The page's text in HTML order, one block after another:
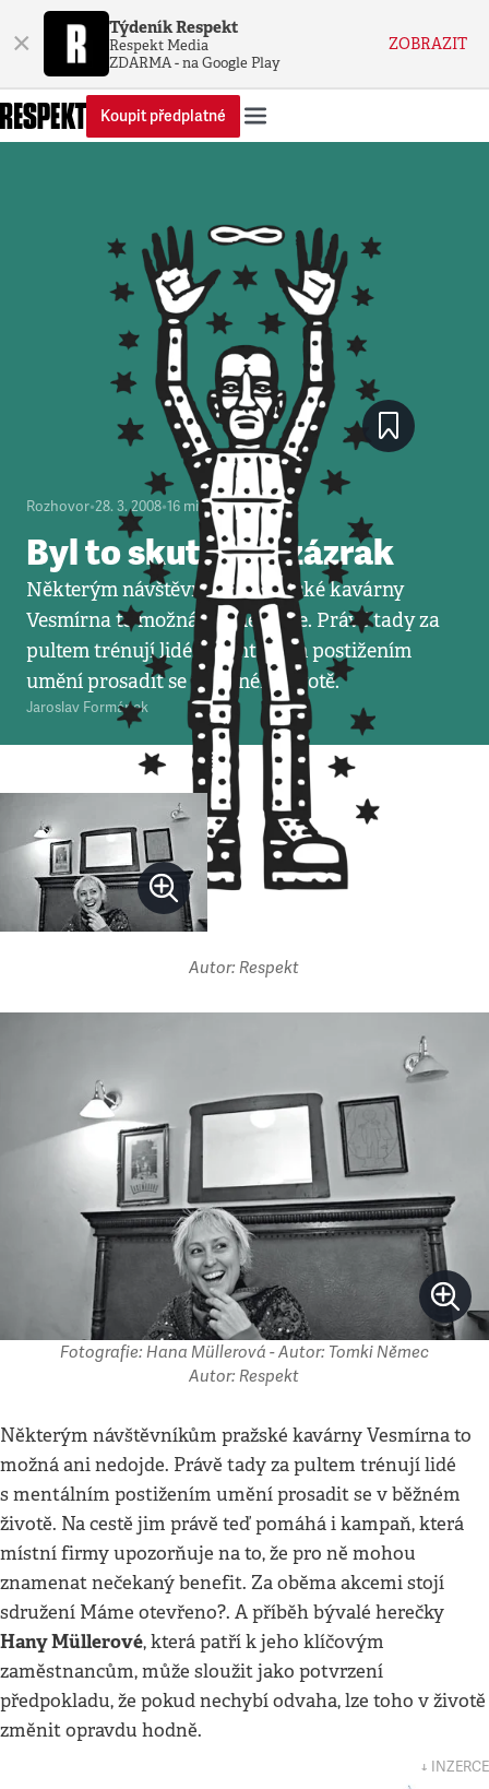
× Týdeník Respekt
Respekt Media
ZDARMA - na Google Play
ZOBRAZIT
Koupit předplatné
Rozhovor•28. 3. 2008•16 minut
Byl to skutečný zázrak
Některým návštěvníkům pražské kavárny
Vesmírna to možná ani nedojde. Právě tady za
pultem trénují lidé s mentálním postižením
umění prosadit se v běžném životě.
Jaroslav Formánek
Autor: Respekt
Fotografie: Hana Müllerová - Autor: Tomki Němec
Autor: Respekt
Některým návštěvníkům pražské kavárny Vesmírna to
možná ani nedojde. Právě tady za pultem trénují lidé
s mentálním postižením umění prosadit se v běžném
životě. Na cestě jim právě teď pomáhá i kampaň, která
místní firmy upozorňuje na to, že pro ně mohou
znamenat nečekaný benefit. Za oběma akcemi stojí
sdružení Máme otevřeno?. A příběh bývalé herečky
Hany Müllerové, která patří k jeho klíčovým
zaměstnancům, může sloužit jako potvrzení
předpokladu, že pokud nechybí odvaha, lze toho v životě
změnit opravdu hodně.
↓ INZERCE